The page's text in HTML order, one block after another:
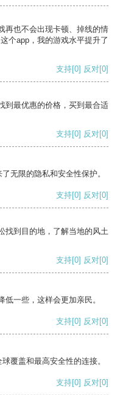
再也不会出现卡顿、掉线的情
个app，我的游戏水平提升了
支持[0] 反对[0]
到最优惠的价格，买到最合适
支持[0] 反对[0]
无限的隐私和安全性保护。
支持[0] 反对[0]
找到目的地，了解当地的风土
支持[0] 反对[0]
一些，这样会更加亲民。
支持[0] 反对[0]
覆盖和最高安全性的连接。
支持[0] 反对[0]